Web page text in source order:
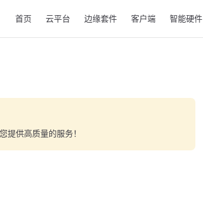
首页 云平台 边缘套件 客户端 智能硬件
提供高质量的服务！